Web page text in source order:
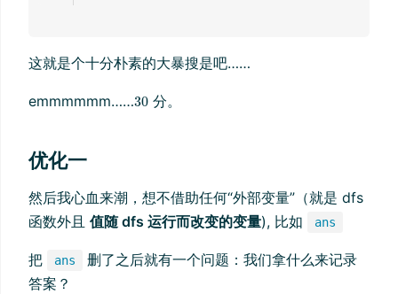
这就是个十分朴素的大暴搜是吧……
emmmmmm…… 分。
优化一
然后我心血来潮，想不借助任何“外部变量”（就是 dfs
函数外且 值随 dfs 运行而改变的变量), 比如 ans
把 ans
删了之后就有一个问题：我们拿什么来记录
答案？